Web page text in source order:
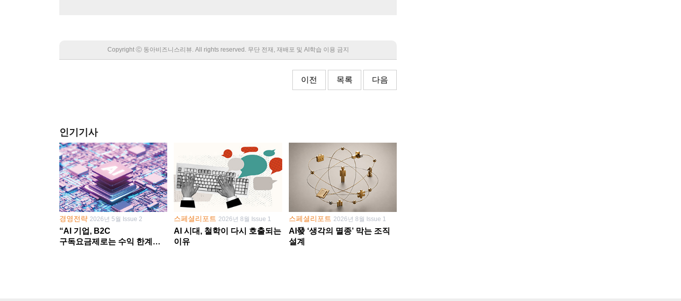
Copyright Ⓒ 동아비즈니스리뷰. All rights reserved. 무단 전재, 재배포 및 AI학습 이용 금지
이전 목록 다음
인기기사
경영전략 2026년 5월 Issue 2
“AI 기업, B2C
구독요금제로는 수익 한계
스페셜리포트 2026년 8월 Issue 1
AI 시대, 철학이 다시 호출되는
이유
스페셜리포트 2026년 8월 Issue 1
AI發 ‘생각의 멸종’ 막는 조직
설계